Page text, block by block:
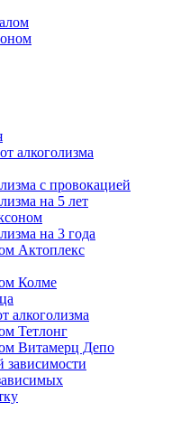
алкоголизма
с провокацией
на 5 лет
на 3 года
Актоплекс
Колме
алкоголизма
Тетлонг
Витамерц Депо
зависимости